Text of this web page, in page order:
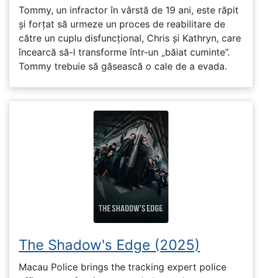
Tommy, un infractor în vârstă de 19 ani, este răpit
și forțat să urmeze un proces de reabilitare de
către un cuplu disfuncțional, Chris și Kathryn, care
încearcă să-l transforme într-un „băiat cuminte”.
Tommy trebuie să găsească o cale de a evada.
The Shadow's Edge (2025)
Macau Police brings the tracking expert police